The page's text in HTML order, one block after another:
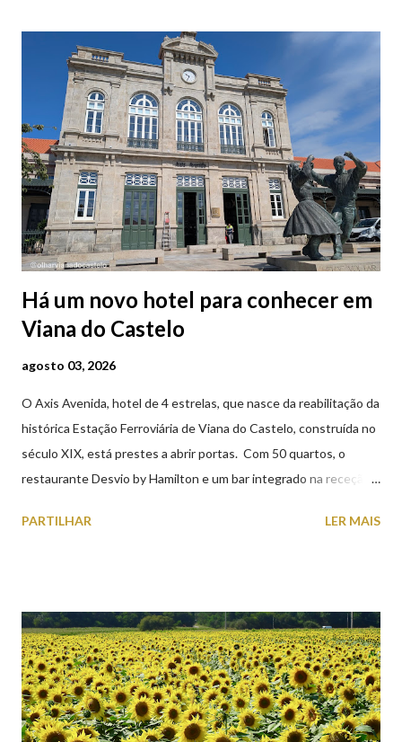
Há um novo hotel para conhecer em
Viana do Castelo
agosto 03, 2026
O Axis Avenida, hotel de 4 estrelas, que nasce da reabilitação da
histórica Estação Ferroviária de Viana do Castelo, construída no
século XIX, está prestes a abrir portas. Com 50 quartos, o
restaurante Desvio by Hamilton e um bar integrado na receção,
peças históricas cedidas pela IP Património que homenageiam a
PARTILHAR LER MAIS